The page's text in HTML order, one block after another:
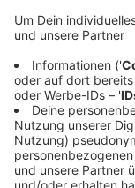
Sie warnt
Schwimmen in
neuen
Die DLRG hofft,
die
haben. In